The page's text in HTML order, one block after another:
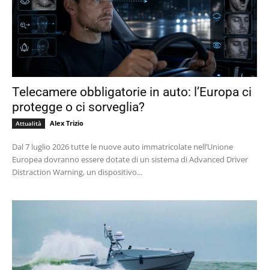
Telecamere obbligatorie in auto: l’Europa ci
protegge o ci sorveglia?
Attualità Alex Trizio
Dal 7 luglio 2026 tutte le nuove auto immatricolate nell’Unione
Europea dovranno essere dotate di un sistema di Advanced Driver
Distraction Warning, un dispositivo...